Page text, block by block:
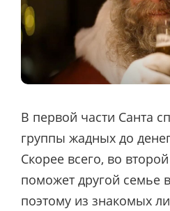
В первой части Санта
группы жадных до
Скорее всего, во
поможет другой семье
поэтому из знакомых